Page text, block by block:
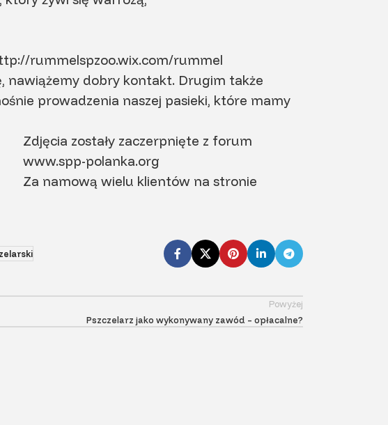
rummelspzoo.wix.com/rummel
nawiążemy dobry kontakt. Drugim także
prowadzenia naszej pasieki, które mamy
Zdjęcia zostały zaczerpnięte z forum
www.spp-polanka.org
Za namową wielu klientów na stronie
Powyżej
Pszczelarz jako wykonywany zawód – opłacalne?